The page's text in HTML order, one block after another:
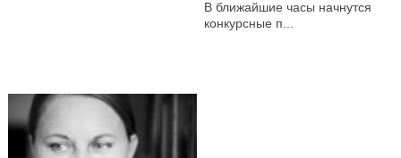
В ближайшие часы начнутся
конкурсные п...